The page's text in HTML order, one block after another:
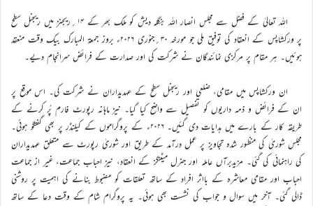
اللہ تعالیٰ کے فضل سے مجلس انصار اللہ بنگلہ دیش کو ملک بھر کے ۱۴؍ریجنز میں ریجنل سطح
پر ورکشاپس کے انعقاد کی توفیق ملی جو مورخہ ۳۰؍جنوری ۲۰۲۶ء بروز جمعۃ المبارک بیک وقت منعقد
ہوئیں۔ ہر مقام پر مرکزی نمائندگان نے شرکت کی اور صدارت کے فرائض سرانجام دیے۔
ان ورکشاپس میں مقامی، ضلعی اور ریجنل سطح کے عہدیداران نے شرکت کی۔ اس موقع پر
ان کے فرائض و ذمہ داریوں کو تفصیل سے واضح کیا گیا۔ نیز ماہانہ رپورٹ فارم پُر کرنے کے
طریقہ کار کے بارے میں ہدایات دی گئیں۔ ۲۰۲۶ء کے پروگراموں کے کیلنڈر پر بھی گفتگو ہوئی۔
مجلس شوریٰ کی منظور شدہ تجاویز پر عمل درآمد کے طریق اور شوریٰ رپورٹ سے متعلق عہدیداران
کی راہنمائی کی گئی۔ مزیدبرآں عاملہ اور جنرل میٹنگز کے انعقاد، نیز احباب جماعت، غیر از جماعت
احباب اور مقامی معاشرہ کے بااثر افراد کے ساتھ تعلقات کو مضبوط بنانے کی اہمیت پر روشنی
ڈالی گئی۔ آخر میں سوال و جواب کی نشست بھی ہوئی۔ یہ پروگرام شام کے وقت دعا کے ساتھ